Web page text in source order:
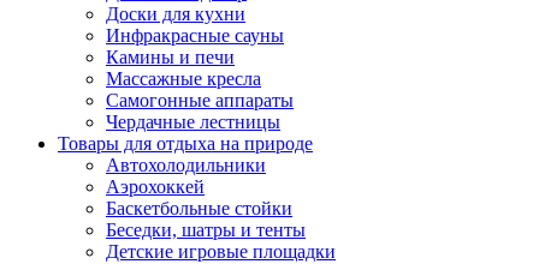
Доски для кухни
Инфракрасные сауны
Камины и печи
Массажные кресла
Самогонные аппараты
Чердачные лестницы
Товары для отдыха на природе
Автохолодильники
Аэрохоккей
Баскетбольные стойки
Беседки, шатры и тенты
Детские игровые площадки